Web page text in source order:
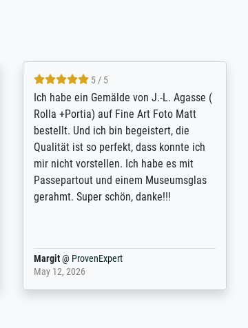
4.8 / 5
Qualité absolument irréprochable.
Extraordinaire diversité des thèmes
abordés et personnalisation des
demandes (recadrage, réajustement des
couleurs). Relation clientèle parfaite.
Transport, réception sans aucun
problème. Merci à toute l'équipe ! Hervé
Anonym@ProvenExpert
March 31, 2025